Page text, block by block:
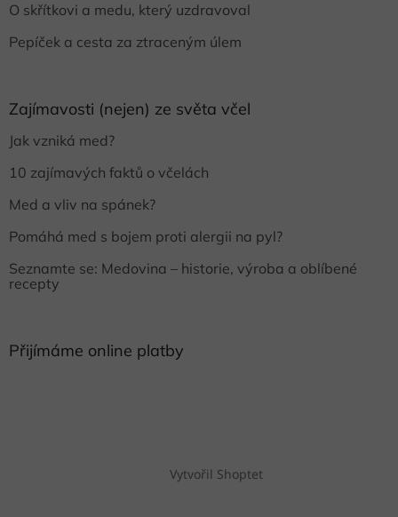
O skřítkovi a medu, který uzdravoval
Pepíček a cesta za ztraceným úlem
Zajímavosti (nejen) ze světa včel
Jak vzniká med?
10 zajímavých faktů o včelách
Med a vliv na spánek?
Pomáhá med s bojem proti alergii na pyl?
Seznamte se: Medovina – historie, výroba a oblíbené
recepty
Přijímáme online platby
Vytvořil Shoptet